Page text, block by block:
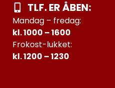
TLF. ER ÅBEN:
Mandag – fredag:
kl. 1000 – 1600
Frokost-lukket:
kl. 1200 – 1230